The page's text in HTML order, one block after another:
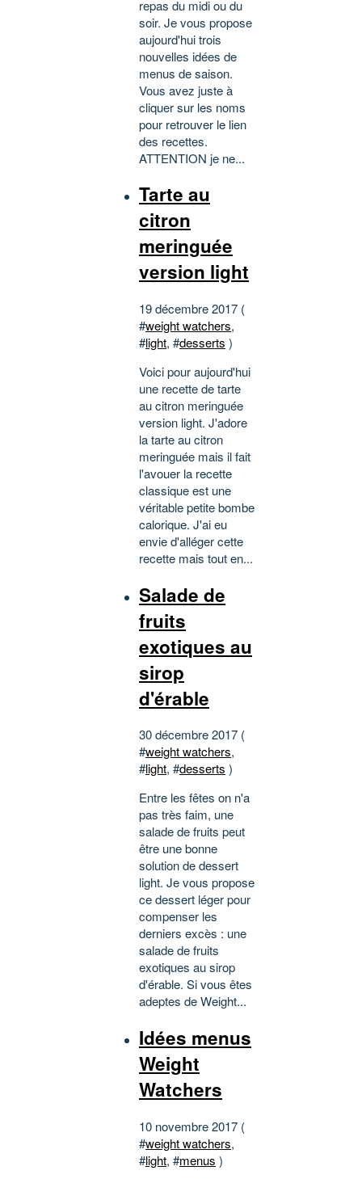
repas du midi ou du
soir. Je vous propose
aujourd'hui trois
nouvelles idées de
menus de saison.
Vous avez juste à
cliquer sur les noms
pour retrouver le lien
des recettes.
ATTENTION je ne...
Tarte au
citron
meringuée
version light
19 décembre 2017 (
#weight watchers,
#light, #desserts )
Voici pour aujourd'hui
une recette de tarte
au citron meringuée
version light. J'adore
la tarte au citron
meringuée mais il fait
l'avouer la recette
classique est une
véritable petite bombe
calorique. J'ai eu
envie d'alléger cette
recette mais tout en...
Salade de
fruits
exotiques au
sirop
d'érable
30 décembre 2017 (
#weight watchers,
#light, #desserts )
Entre les fêtes on n'a
pas très faim, une
salade de fruits peut
être une bonne
solution de dessert
light. Je vous propose
ce dessert léger pour
compenser les
derniers excès : une
salade de fruits
exotiques au sirop
d'érable. Si vous êtes
adeptes de Weight...
Idées menus
Weight
Watchers
10 novembre 2017 (
#weight watchers,
#light, #menus )